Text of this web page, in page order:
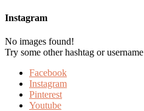
Instagram
No images found!
Try some other hashtag or username
Facebook
Instagram
Pinterest
Youtube